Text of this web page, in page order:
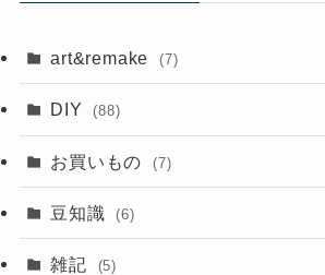
art&remake (7)
DIY (88)
お買いもの (7)
豆知識 (6)
雑記 (5)